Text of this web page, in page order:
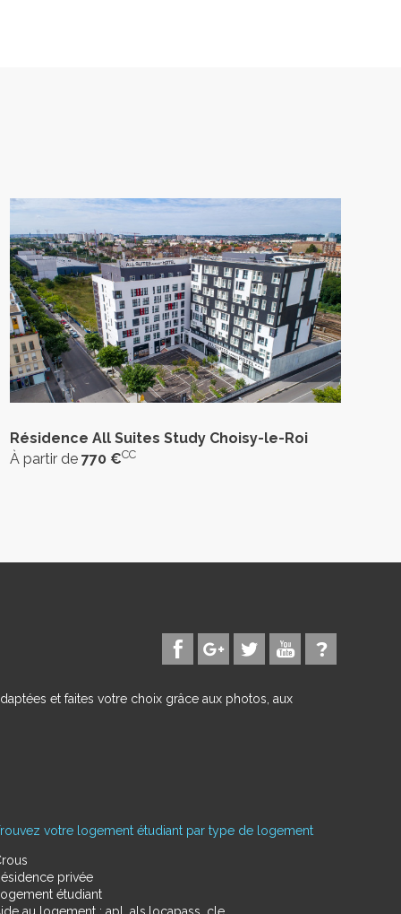
Résidence All Suites Study Choisy-le-Roi
À partir de 770 €CC
et faites votre choix grâce aux photos, aux
votre logement étudiant par type de logement
privée
étudiant